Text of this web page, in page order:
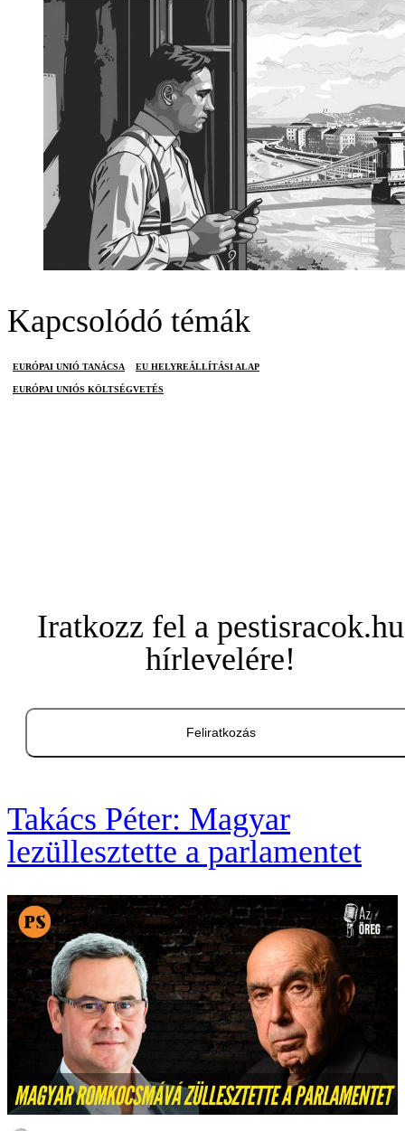
Kapcsolódó témák
EURÓPAI UNIÓ TANÁCSA EU HELYREÁLLÍTÁSI ALAP
EURÓPAI UNIÓS KÖLTSÉGVETÉS
Iratkozz fel a pestisracok.hu
hírlevelére!
Feliratkozás
Takács Péter: Magyar
lezüllesztette a parlamentet